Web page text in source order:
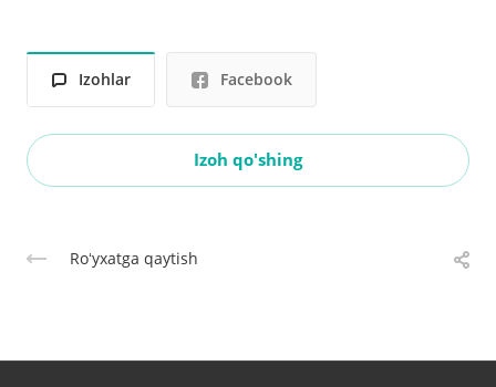
Izohlar Facebook
Izoh qo'shing
Roʻyxatga qaytish